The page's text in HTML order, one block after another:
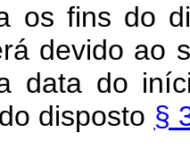
os fins do
devido ao
data do
disposto §